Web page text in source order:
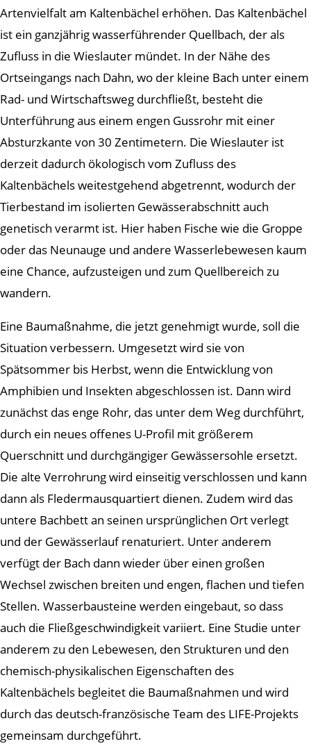
Artenvielfalt am Kaltenbächel erhöhen. Das Kaltenbächel
ist ein ganzjährig wasserführender Quellbach, der als
Zufluss in die Wieslauter mündet. In der Nähe des
Ortseingangs nach Dahn, wo der kleine Bach unter einem
Rad- und Wirtschaftsweg durchfließt, besteht die
Unterführung aus einem engen Gussrohr mit einer
Absturzkante von 30 Zentimetern. Die Wieslauter ist
derzeit dadurch ökologisch vom Zufluss des
Kaltenbächels weitestgehend abgetrennt, wodurch der
Tierbestand im isolierten Gewässerabschnitt auch
genetisch verarmt ist. Hier haben Fische wie die Groppe
oder das Neunauge und andere Wasserlebewesen kaum
eine Chance, aufzusteigen und zum Quellbereich zu
wandern.
Eine Baumaßnahme, die jetzt genehmigt wurde, soll die
Situation verbessern. Umgesetzt wird sie von
Spätsommer bis Herbst, wenn die Entwicklung von
Amphibien und Insekten abgeschlossen ist. Dann wird
zunächst das enge Rohr, das unter dem Weg durchführt,
durch ein neues offenes U-Profil mit größerem
Querschnitt und durchgängiger Gewässersohle ersetzt.
Die alte Verrohrung wird einseitig verschlossen und kann
dann als Fledermausquartiert dienen. Zudem wird das
untere Bachbett an seinen ursprünglichen Ort verlegt
und der Gewässerlauf renaturiert. Unter anderem
verfügt der Bach dann wieder über einen großen
Wechsel zwischen breiten und engen, flachen und tiefen
Stellen. Wasserbausteine werden eingebaut, so dass
auch die Fließgeschwindigkeit variiert. Eine Studie unter
anderem zu den Lebewesen, den Strukturen und den
chemisch-physikalischen Eigenschaften des
Kaltenbächels begleitet die Baumaßnahmen und wird
durch das deutsch-französische Team des LIFE-Projekts
gemeinsam durchgeführt.